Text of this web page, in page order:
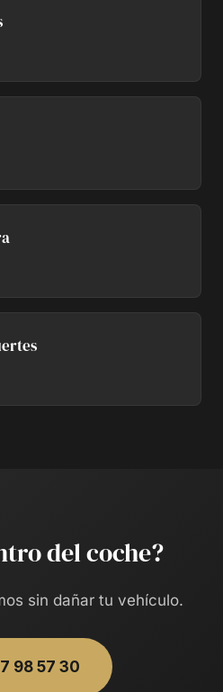
del coche?
sin dañar tu vehículo.
98 57 30